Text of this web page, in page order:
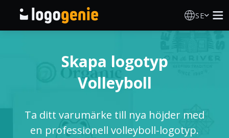
SE
AI logotypgenerator
Tryckta produkter
Skapa logotyp
Volleyboll
Ta ditt varumärke till nya höjder med
en professionell volleyboll-logotyp.